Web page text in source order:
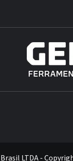
LTDA -